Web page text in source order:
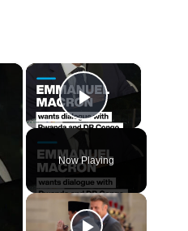
×
Play Video
Now Playing
×